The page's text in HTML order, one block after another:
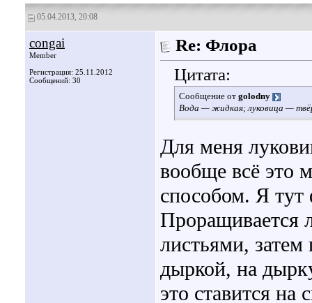
05.04.2013, 20:08
congai
Member
Регистрация: 25.11.2012
Сообщений: 30
Re: Флора
Цитата:
Сообщение от golodny
Вода — жидкая; луковица —
Для меня
вообще всё это
способом. Я
Проращивается
листьями,
дыркой, на
это ставится на